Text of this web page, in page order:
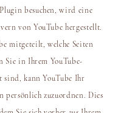
besuchen, wird eine
von YouTube hergestellt.
mitgeteilt, welche Seiten
Sie in Ihrem YouTube-
sind, kann YouTube Ihr
persönlich zuzuordnen. Dies